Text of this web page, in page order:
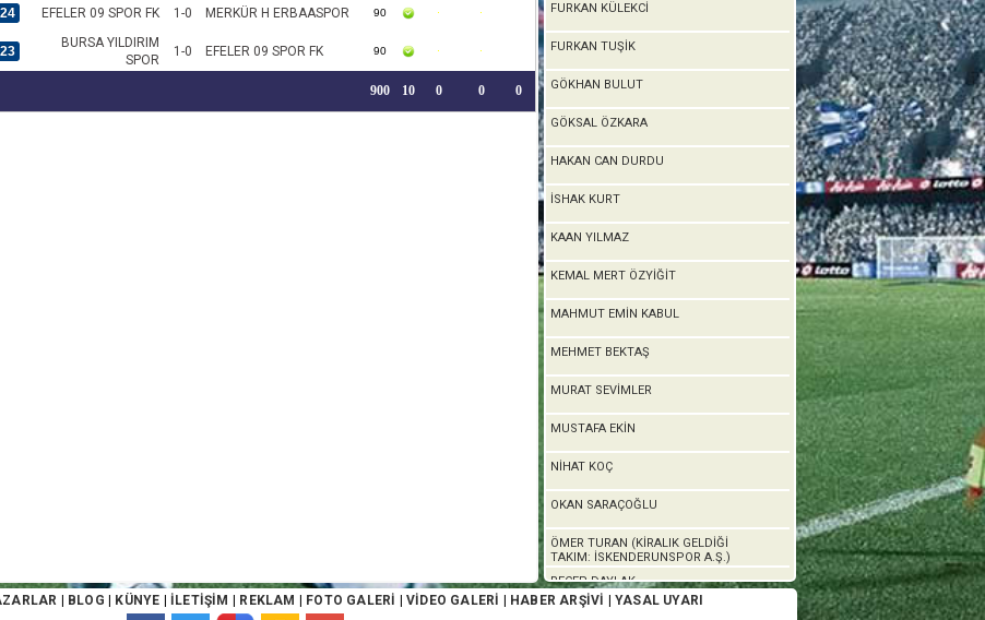
24 EFELER 09 SPOR FK 1-0 MERKÜR H ERBAASPOR 90
23
BURSA YILDIRIM
SPOR
1-0 EFELER 09 SPOR FK 90
900 10 0 0 0
FURKAN KÜLEKCİ
FURKAN TUŞİK
GÖKHAN BULUT
GÖKSAL ÖZKARA
HAKAN CAN DURDU
İSHAK KURT
KAAN YILMAZ
KEMAL MERT ÖZYİĞİT
MAHMUT EMİN KABUL
MEHMET BEKTAŞ
MURAT SEVİMLER
MUSTAFA EKİN
NİHAT KOÇ
OKAN SARAÇOĞLU
ÖMER TURAN (KİRALIK GELDİĞİ
TAKIM: İSKENDERUNSPOR A.Ş.)
RECEP DAYLAK
BLOG KÜNYE İLETİŞİM REKLAM FOTO GALERİ VİDEO GALERİ HABER ARŞİVİ YASAL UYARI